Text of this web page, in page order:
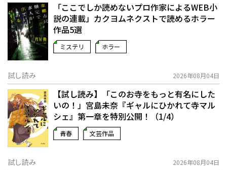
「ここでしか読めないプロ作家によるWEB小
説の連載」――カクヨムネクストで読めるホラー
作品5選
ミステリ ホラー
試し読み 2026年08月04日
【試し読み】「このお寺をもっと有名にした
いの！」宮島未奈『ギャルにひかれて寺マル
シェ』第一章を特別公開！（1/4）
青春 文芸作品
試し読み 2026年08月04日